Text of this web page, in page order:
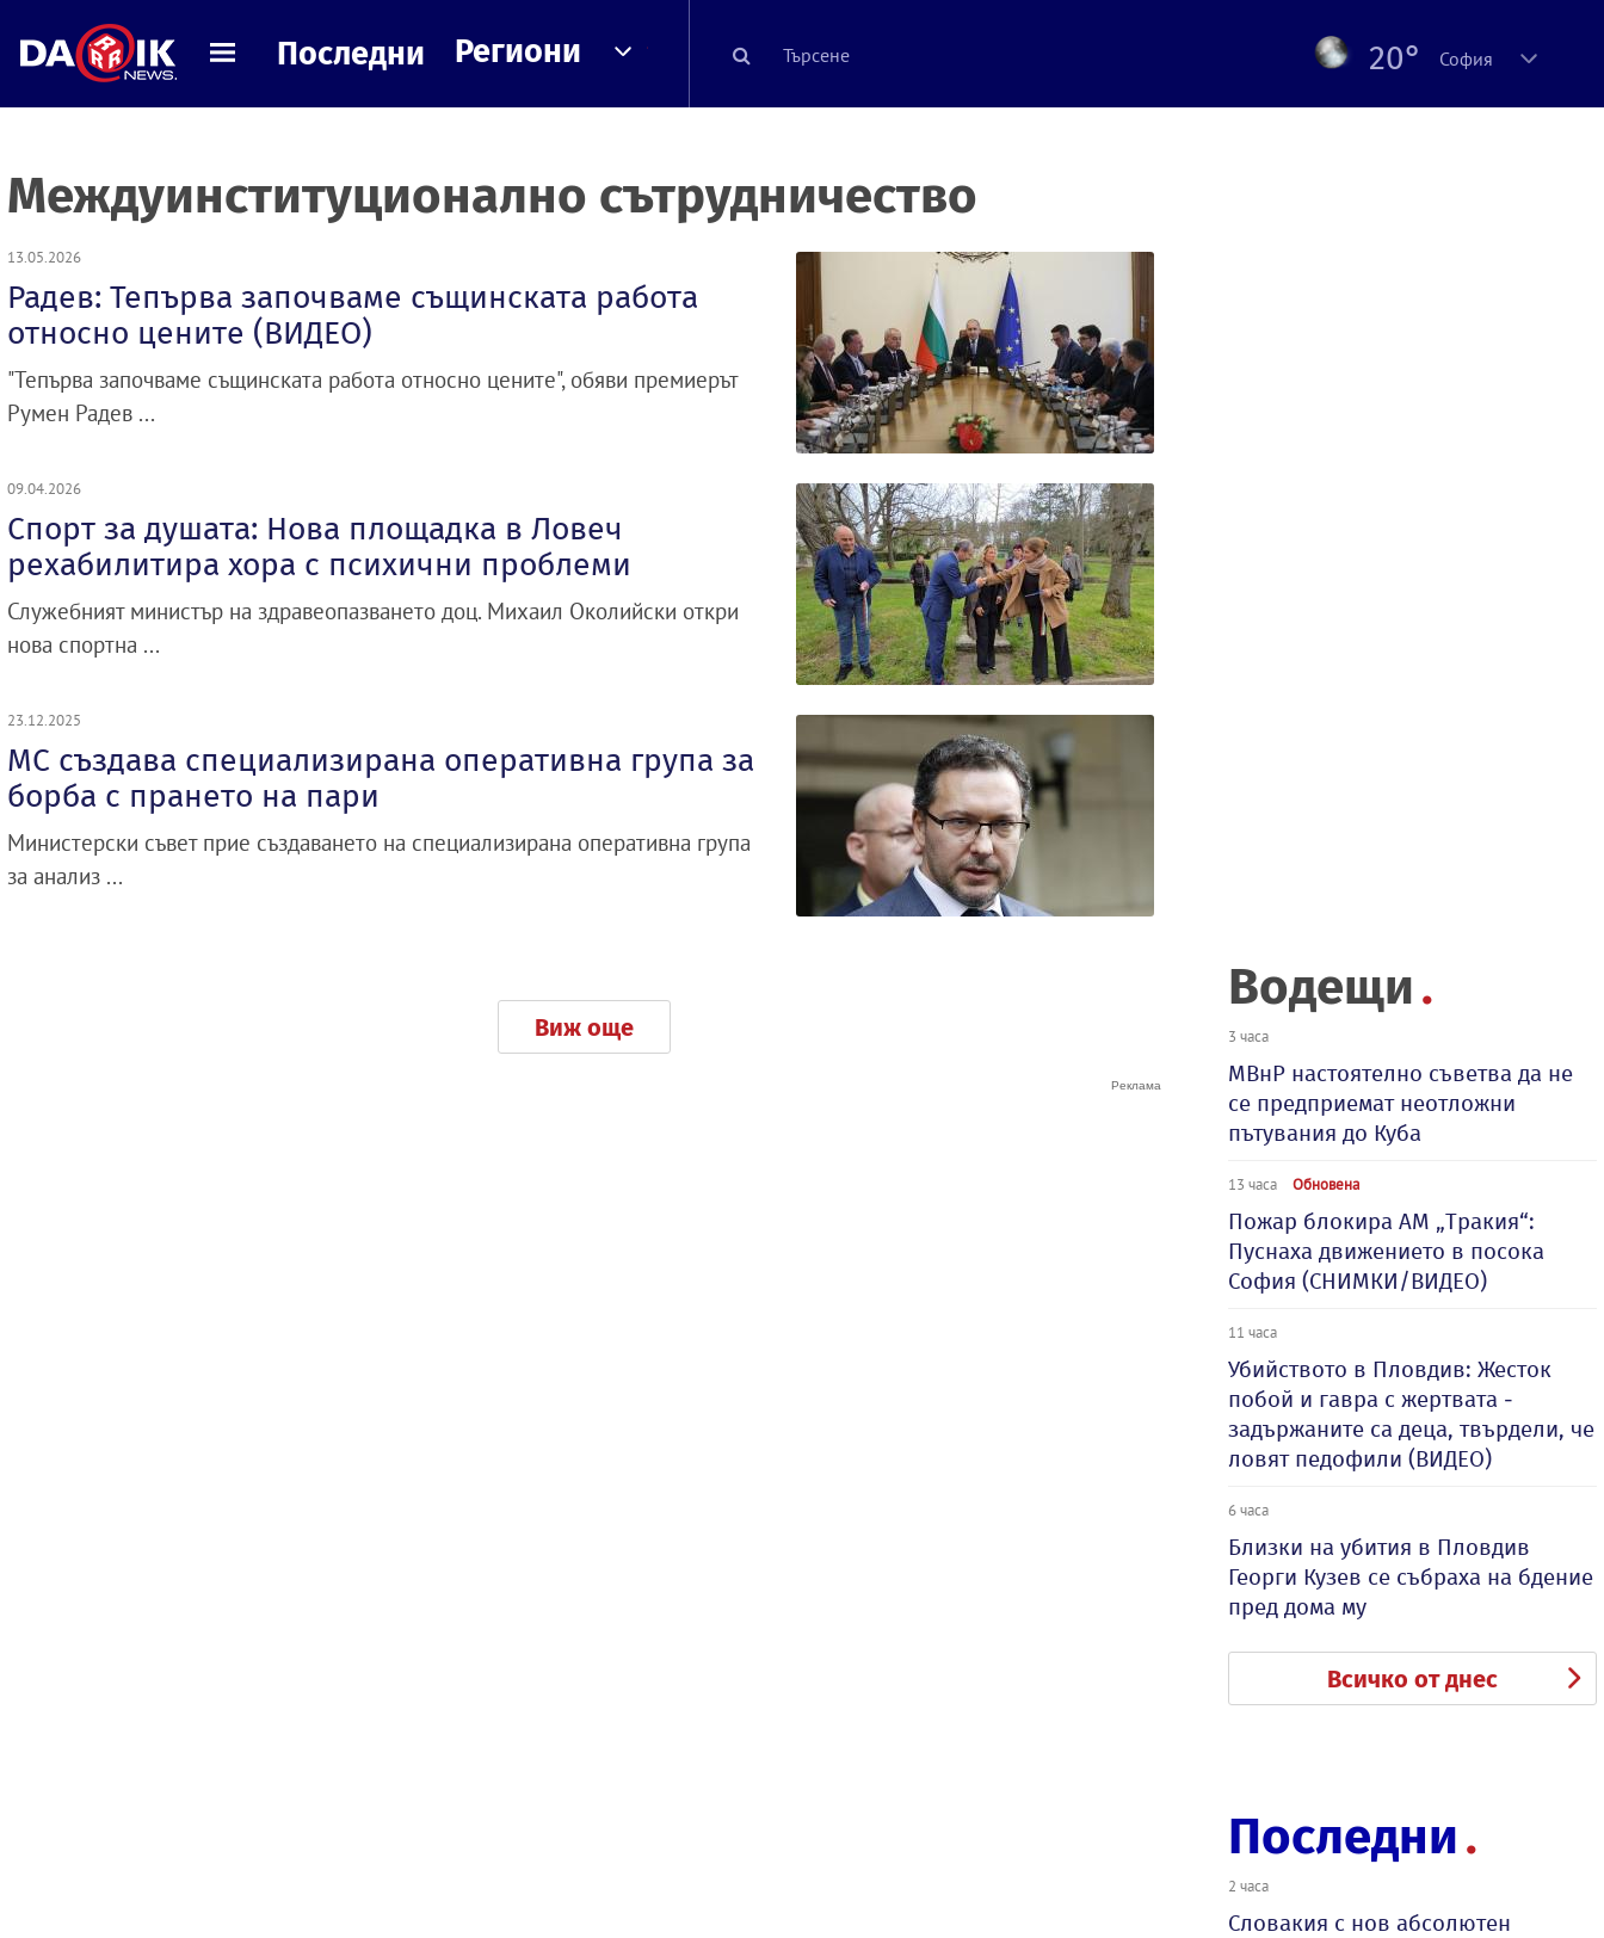
Последни Региони 20° София
Междуинституционално сътрудничество
13.05.2026
Радев: Тепърва започваме същинската работа
относно цените (ВИДЕО)
"Тепърва започваме същинската работа относно цените", обяви премиерът
Румен Радев ...
09.04.2026
Спорт за душата: Нова площадка в Ловеч
рехабилитира хора с психични проблеми
Служебният министър на здравеопазването доц. Михаил Околийски откри
нова спортна ...
23.12.2025
МС създава специализирана оперативна група за
борба с прането на пари
Министерски съвет прие създаването на специализирана оперативна група
за анализ ...
Виж още
Водещи
3 часа
МВнР настоятелно съветва да не
се предприемат неотложни
пътувания до Куба
13 часа Обновена
Пожар блокира АМ „Тракия“:
Пуснаха движението в посока
София (СНИМКИ/ВИДЕО)
11 часа
Убийството в Пловдив: Жесток
побой и гавра с жертвата -
задържаните са деца, твърдели, че
ловят педофили (ВИДЕО)
6 часа
Близки на убития в Пловдив
Георги Кузев се събраха на бдение
пред дома му
Всичко от днес
Последни
2 часа
Словакия с нов абсолютен